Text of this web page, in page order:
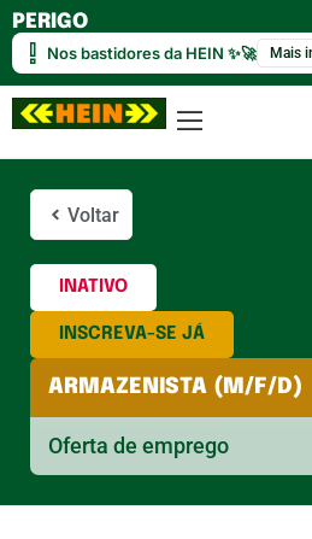
PERIGO
Nos bastidores da HEIN ✨🚀 Mais
Voltar
INATIVO
INSCREVA-SE JÁ
ARMAZENISTA (M/F/D)
Oferta de emprego